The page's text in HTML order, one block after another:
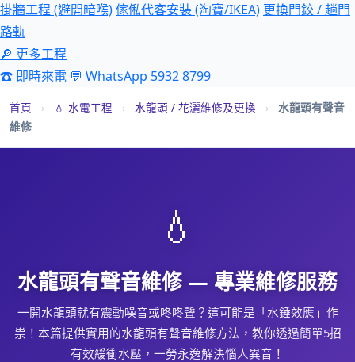
掛牆工程 (避開暗喉)傢俬代客安裝 (淘寶/IKEA) 更換門鉸 / 趟門
路軌
🔎 更多工程
☎ 即時來電 💬 WhatsApp 5932 8799
首頁 › 💧 水電工程 › 水龍頭 / 花灑維修及更換 ›
水龍頭有聲音
維修
💧
水龍頭有聲音維修 — 專業維修服務
一開水龍頭就有震動噪音或咚咚聲？這可能是「水錘效應」作
祟！本篇提供實用的水龍頭有聲音維修方法，教你透過簡單5招
有效緩衝水壓，一勞永逸解決惱人異音！